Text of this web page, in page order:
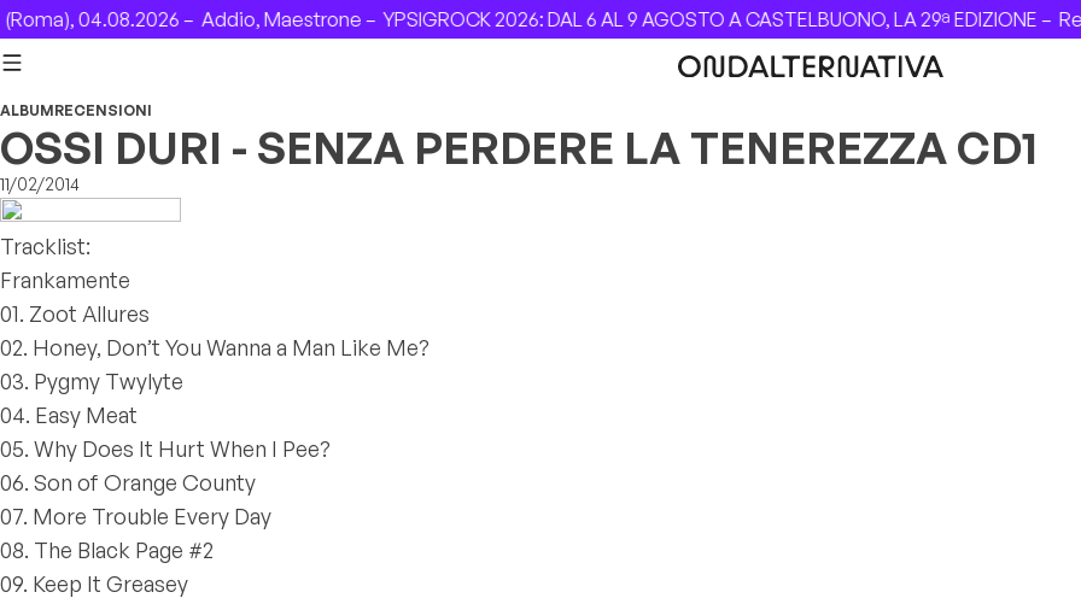
Skip to content
04.08.2026 – Addio, Maestrone – YPSIGROCK 2026: DAL 6 AL 9 AGOSTO A CASTELBUONO, LA 29ª EDIZIONE –
ALBUMRECENSIONI
OSSI DURI - SENZA PERDERE LA TENEREZZA CD1
11/02/2014
Tracklist:
Frankamente
01. Zoot Allures
02. Honey, Don’t You Wanna a Man Like Me?
03. Pygmy Twylyte
04. Easy Meat
05. Why Does It Hurt When I Pee?
06. Son of Orange County
07. More Trouble Every Day
08. The Black Page #2
09. Keep It Greasey